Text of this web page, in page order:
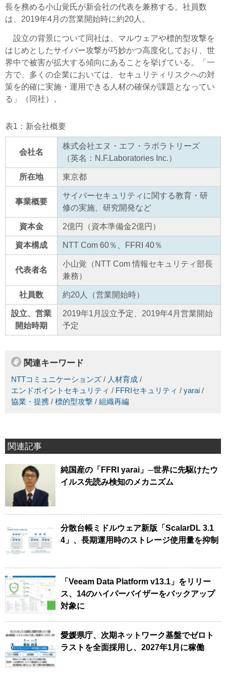
長を務める小山覚氏が新会社の代表を兼務する。社員数
は、2019年4月の営業開始時に約20人。
設立の背景について同社は、マルウェアや標的型攻撃を
はじめとしたサイバー攻撃が巧妙かつ高度化しており、世
界中で被害が拡大する傾向にあることを挙げている。「一
方で、多くの企業においては、セキュリティリスクへの対
策を的確に実施・運用できる人材の確保が課題となってい
る」（同社）。
表1：新会社概要
会社名
株式会社エヌ・エフ・ラボラトリーズ
（英名：N.F.Laboratories Inc.）
所在地 東京都
事業概要
サイバーセキュリティに関する教育・研
修の実施、研究開発など
資本金 2億円（資本準備金2億円）
資本構成 NTT Com 60％、FFRI 40％
代表者名
小山覚（NTT Com 情報セキュリティ部長
兼務）
社員数 約20人（営業開始時）
設立、営業
開始時期
2019年1月設立予定、2019年4月営業開始
予定
関連キーワード
NTTコミュニケーションズ / 人材育成 /
エンドポイントセキュリティ / FFRIセキュリティ / yarai /
協業・提携 / 標的型攻撃 / 組織再編
関連記事
純国産の「FFRI yarai」─世界に先駆けたウ
イルス先読み検知のメカニズム
分散台帳ミドルウェア新版「ScalarDL 3.1
4」、長期運用時のストレージ使用量を抑制
「Veeam Data Platform v13.1」をリリー
ス、14のハイパーバイザーをバックアップ
対象に
愛媛県庁、次期ネットワーク基盤でゼロト
ラストを全面採用し、2027年1月に稼働